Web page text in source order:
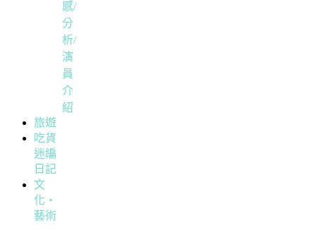
感/
分
析/
演
員
介
紹
旅遊
吃貨
迷編
日記
文
化・
藝術